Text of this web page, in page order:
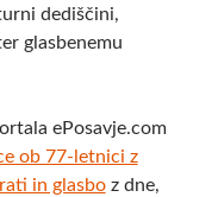
dediščini,
glasbenemu
ePosavje.com
ob 77-letnici z
in glasboz dne,